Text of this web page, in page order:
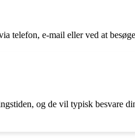
telefon, e-mail eller ved at
og de vil typisk besvare